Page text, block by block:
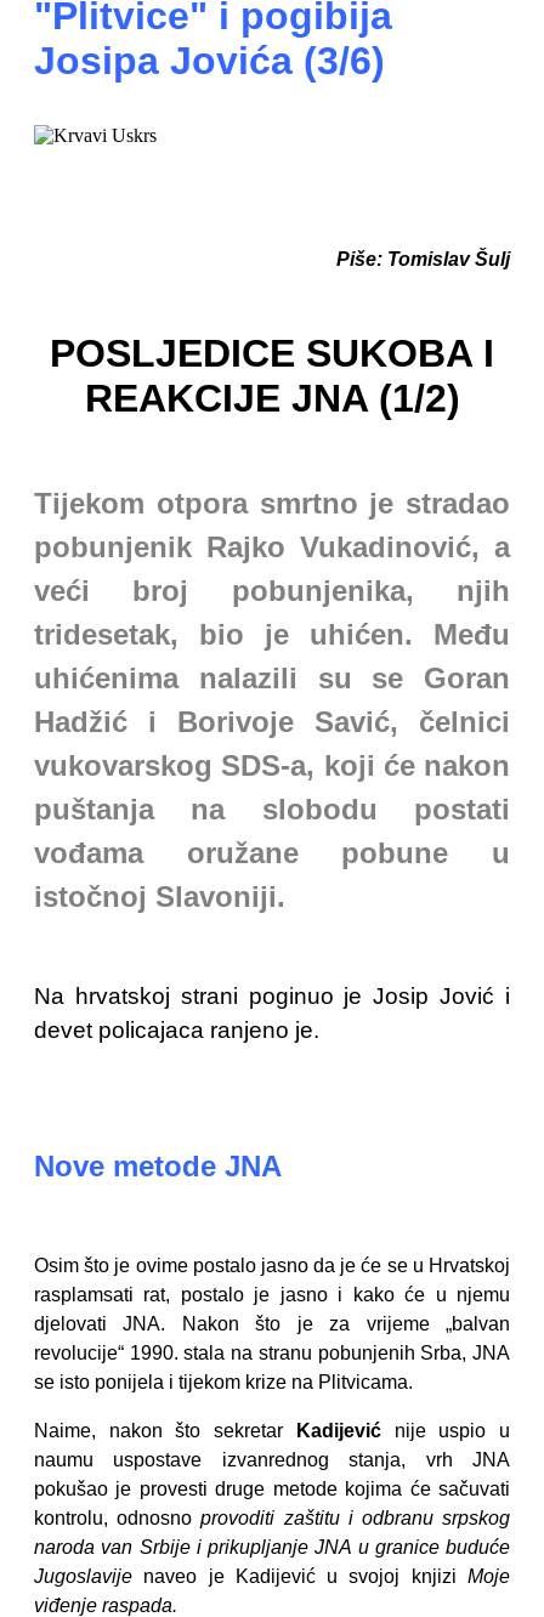
"Plitvice" i pogibija
Josipa Jovića (3/6)
Piše: Tomislav Šulj
POSLJEDICE SUKOBA I
REAKCIJE JNA (1/2)
Tijekom otpora smrtno je stradao
pobunjenik Rajko Vukadinović, a
veći broj pobunjenika, njih
tridesetak, bio je uhićen. Među
uhićenima nalazili su se Goran
Hadžić i Borivoje Savić, čelnici
vukovarskog SDS-a, koji će nakon
puštanja na slobodu postati
vođama oružane pobune u
istočnoj Slavoniji.
Na hrvatskoj strani poginuo je Josip Jović i
devet policajaca ranjeno je.
Nove metode JNA
Osim što je ovime postalo jasno da je će se u Hrvatskoj
rasplamsati rat, postalo je jasno i kako će u njemu
djelovati JNA. Nakon što je za vrijeme „balvan
revolucije“ 1990. stala na stranu pobunjenih Srba, JNA
se isto ponijela i tijekom krize na Plitvicama.
Naime, nakon što sekretar Kadijevićnije uspio u
naumu uspostave izvanrednog stanja, vrh JNA
pokušao je provesti druge metode kojima će sačuvati
kontrolu, odnosnoprovoditi zaštitu i odbranu srpskog
naroda van Srbije i prikupljanje JNA u granice buduće
Jugoslavije naveo je Kadijević u svojoj knjizi Moje
viđenje raspada.